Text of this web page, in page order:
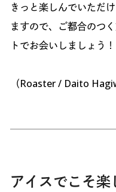
きっと楽しんでいただ
ますので、ご都合のつ
トでお会いしましょう！
（Roaster / Daito
アイスでこそ